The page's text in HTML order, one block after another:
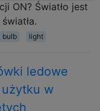
ON? Światło jest
bulb light
ledowe
w